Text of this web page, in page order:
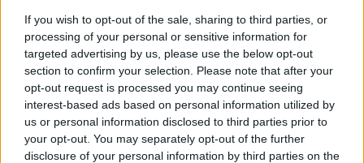
If you wish to opt-out of the sale, sharing to third parties, or
processing of your personal or sensitive information for
targeted advertising by us, please use the below opt-out
section to confirm your selection. Please note that after your
opt-out request is processed you may continue seeing
interest-based ads based on personal information utilized by
us or personal information disclosed to third parties prior to
your opt-out. You may separately opt-out of the further
disclosure of your personal information by third parties on the
15:29
Giovinazzi 42-vel vezet Kubica előtt, és jöhet majd
egy rövid utolsó kiállásra mindjárt.
15:29
Na nézzük, mi a helyet: Kubica 10 másodperccel
vezet Estre előtt, aki újabb kilenccel a most sokat bukó Fuoco
előtt.